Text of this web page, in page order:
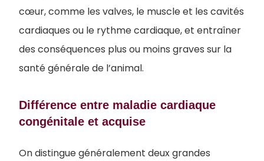
cœur, comme les valves, le muscle et les cavités
cardiaques ou le rythme cardiaque, et entraîner
des conséquences plus ou moins graves sur la
santé générale de l’animal.
Différence entre maladie cardiaque
congénitale et acquise
​​On distingue généralement deux grandes